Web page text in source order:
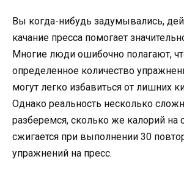
Вы когда-нибудь задумывались,
качание пресса помогает
Многие люди ошибочно полагают,
определенное количество
могут легко избавиться от лишних
Однако реальность несколько
разберемся, сколько же калорий на
сжигается при выполнении 30
упражнений на пресс.